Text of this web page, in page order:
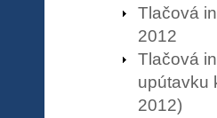
Tlačová
2012
Tlačová
upútavku
2012)